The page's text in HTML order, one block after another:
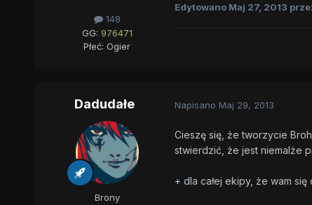
148
GG: 976471
Płeć: Ogier
Edytowano Maj 27, 2013
Dadudałe
Brony
Napisano Maj 29, 2013
Cieszę się, że tworzycie
stwierdzić, że jest niemalże
+ dla całej ekipy, że wam